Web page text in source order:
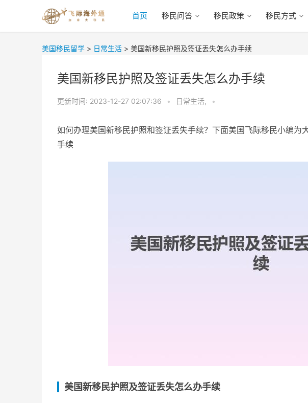
首页 移民问答 移民政策 移民方式
美国移民留学 > 日常生活 > 美国新移民护照及签证丢失怎么办手续
美国新移民护照及签证丢失怎么办手续
更新时间: 2023-12-27 02:07:36 • 日常生活, •
如何办理美国新移民护照和签证丢失手续？下面美国飞际移民小编为
手续
美国新移民护照及签证丢失怎么办手续